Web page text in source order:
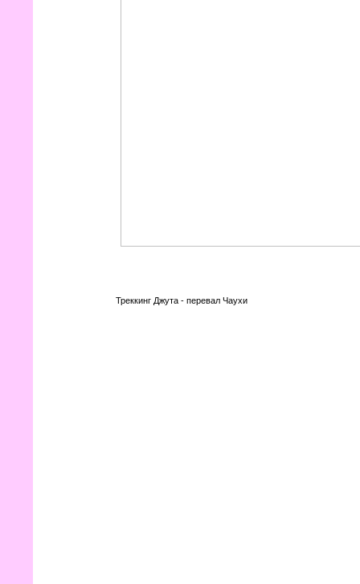
Треккинг Джута - перевал Чаухи